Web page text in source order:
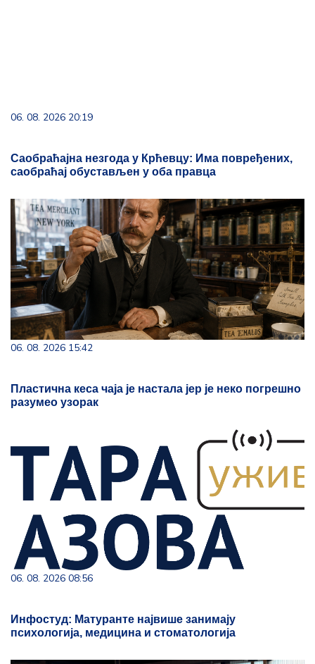
06. 08. 2026 20:19
Саобраћајна незгода у Крћевцу: Има повређених,
саобраћај обустављен у оба правца
06. 08. 2026 15:42
Пластична кеса чаја је настала јер је неко погрешно
разумео узорак
06. 08. 2026 08:56
Инфостуд: Матуранте највише занимају
психологија, медицина и стоматологија